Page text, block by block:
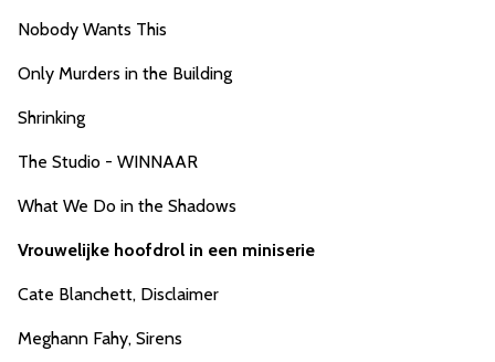
Nobody Wants This
Only Murders in the Building
Shrinking
The Studio - WINNAAR
What We Do in the Shadows
Vrouwelijke hoofdrol in een miniserie
Cate Blanchett, Disclaimer
Meghann Fahy, Sirens